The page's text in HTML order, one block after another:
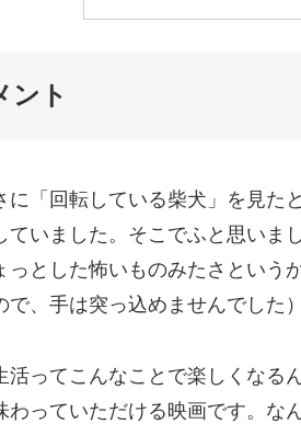
ント
「回転している柴犬」を見た
ていました。そこでふと思いま
っとした怖いものみたさという
で、手は突っ込めませんでした）
活ってこんなことで楽しくなる
わっていただける映画です。な